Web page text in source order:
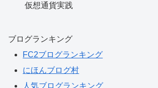
仮想通貨実践
ブログランキング
FC2ブログランキング
にほんブログ村
人気ブログランキング